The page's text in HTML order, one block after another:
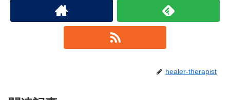
healer-therapist